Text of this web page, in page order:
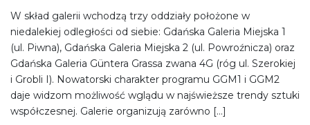
W skład galerii wchodzą trzy oddziały położone w
niedalekiej odległości od siebie: Gdańska Galeria Miejska 1
(ul. Piwna), Gdańska Galeria Miejska 2 (ul. Powroźnicza) oraz
Gdańska Galeria Güntera Grassa zwana 4G (róg ul. Szerokiej
i Grobli I). Nowatorski charakter programu GGM1 i GGM2
daje widzom możliwość wglądu w najświeższe trendy sztuki
współczesnej. Galerie organizują zarówno […]